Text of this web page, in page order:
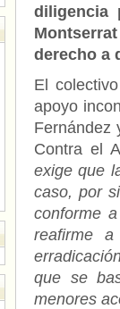
diligencia
derecho a
El
apoyo
Fernández
Contra el
exige que
caso, por
conforme
reafirme
que se
menores